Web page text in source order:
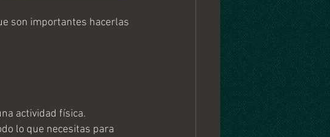
son importantes hacerlas
actividad física.
lo que necesitas para